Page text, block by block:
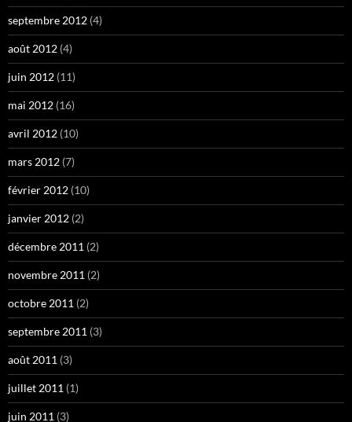
septembre 2012 (4)
août 2012 (4)
juin 2012 (11)
mai 2012 (16)
avril 2012 (10)
mars 2012 (7)
février 2012 (10)
janvier 2012 (2)
décembre 2011 (2)
novembre 2011 (2)
octobre 2011 (2)
septembre 2011 (3)
août 2011 (3)
juillet 2011 (1)
juin 2011 (3)